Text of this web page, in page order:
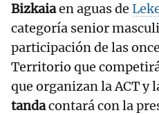
Bizkaiaen aguas de
categoría senior
participación de las
Territorio que
que organizan la ACT y
tandacontará con la